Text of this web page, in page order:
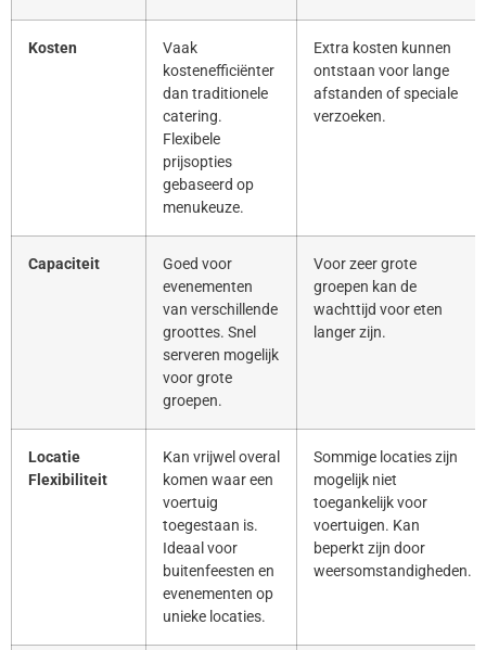
Kosten
Vaak
kostenefficiënter
dan traditionele
catering.
Flexibele
prijsopties
gebaseerd op
menukeuze.
Extra kosten kunnen
ontstaan voor lange
afstanden of speciale
verzoeken.
Capaciteit
Goed voor
evenementen
van verschillende
groottes. Snel
serveren mogelijk
voor grote
groepen.
Voor zeer grote
groepen kan de
wachttijd voor eten
langer zijn.
Locatie
Flexibiliteit
Kan vrijwel overal
komen waar een
voertuig
toegestaan is.
Ideaal voor
buitenfeesten en
evenementen op
unieke locaties.
Sommige locaties zijn
mogelijk niet
toegankelijk voor
voertuigen. Kan
beperkt zijn door
weersomstandigheden.